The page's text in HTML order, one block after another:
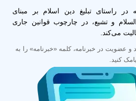
در راستای تبلیغ دین اسلام بر مبنای
و تشیع، در چارچوب قوانین جاری
می‌کند.
و عضویت در خبرنامه، کلمه «خبرنامه» را به